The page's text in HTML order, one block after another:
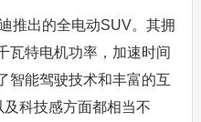
推出的全电动SUV。其拥
瓦特电机功率，加速时间
智能驾驶技术和丰富的互
科技感方面都相当不